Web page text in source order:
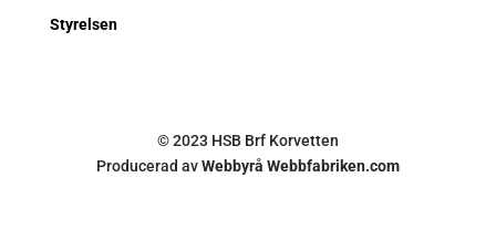
Styrelsen
© 2023 HSB Brf Korvetten
Producerad avWebbyrå Webbfabriken.com